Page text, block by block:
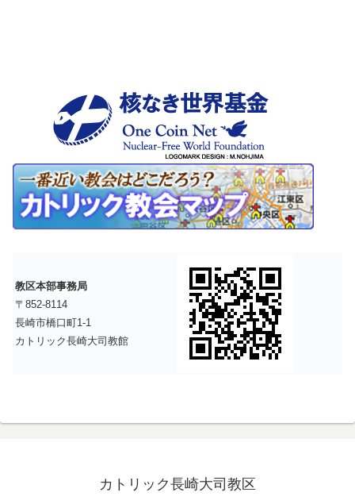
教区本部事務局
〒852-8114
長崎市橋口町1-1
カトリック長崎大司教館
カトリック長崎大司教区